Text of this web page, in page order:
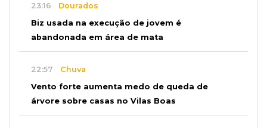
23:16 Dourados
Biz usada na execução de jovem é
abandonada em área de mata
22:57 Chuva
Vento forte aumenta medo de queda de
árvore sobre casas no Vilas Boas